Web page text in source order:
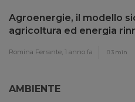
Agroenergie, il modello
agricoltura ed energia
Romina Ferrante, 1 anno fa 3 min
AMBIENTE